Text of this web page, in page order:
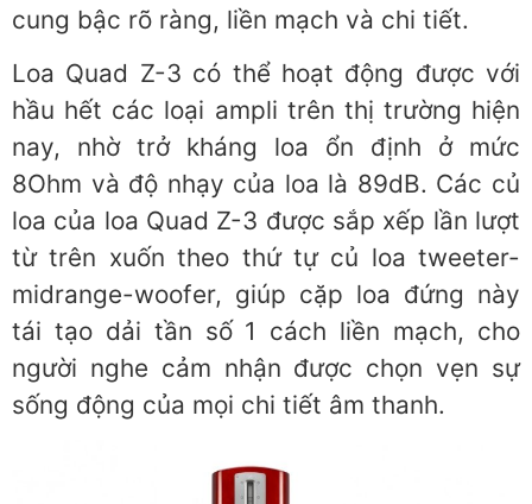
cung bậc rõ ràng, liền mạch và chi tiết.
Loa Quad Z-3 có thể hoạt động được với
hầu hết các loại ampli trên thị trường hiện
nay, nhờ trở kháng loa ổn định ở mức
8Ohm và độ nhạy của loa là 89dB. Các củ
loa của loa Quad Z-3 được sắp xếp lần lượt
từ trên xuốn theo thứ tự củ loa tweeter-
midrange-woofer, giúp cặp loa đứng này
tái tạo dải tần số 1 cách liền mạch, cho
người nghe cảm nhận được chọn vẹn sự
sống động của mọi chi tiết âm thanh.